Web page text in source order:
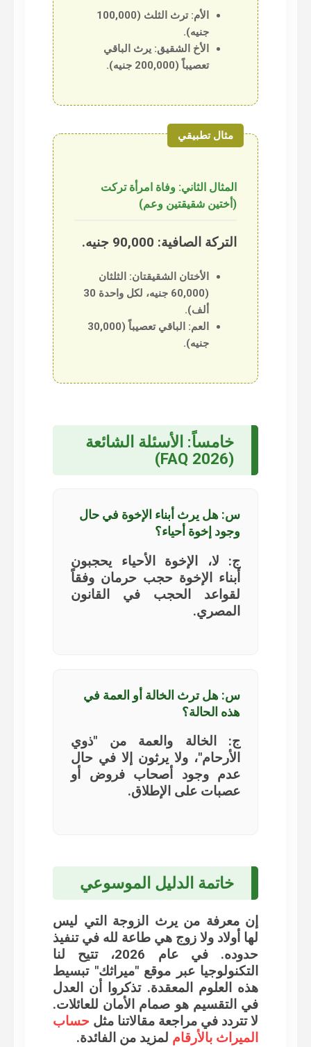
الأم:
ترث الثلث (100,000
جنيه).
الأخ الشقيق:يرث الباقي
تعصيباً (200,000 جنيه).
المثال الثاني: وفاة امرأة تركت
(أختين شقيقتين وعم)
التركة الصافية: 90,000 جنيه.
الأختان الشقيقتان:الثلثان
(60,000 جنيه، لكل واحدة 30
ألف).
العم:
الباقي تعصيباً (30,000
جنيه).
خامساً: الأسئلة الشائعة
س: هل يرث أبناء الإخوة في حال
وجود إخوة أحياء؟
ج: لا، الإخوة الأحياء يحجبون
أبناء الإخوة حجب حرمان وفقاً
لقواعد الحجب في القانون
المصري.
س: هل ترث الخالة أو العمة في
هذه الحالة؟
ج: الخالة والعمة من "ذوي
الأرحام"، ولا يرثون إلا في حال
عدم وجود أصحاب فروض أو
عصبات على الإطلاق.
خاتمة الدليل الموسوعي
إن معرفةمن يرث الزوجة التي ليس
لها أولاد ولا زوجهي طاعة لله في تنفيذ
حدوده. في عام 2026، تتيح لنا
التكنولوجيا عبر موقع "ميراثك" تبسيط
هذه العلوم المعقدة. تذكروا أن العدل
في التقسيم هو صمام الأمان للعائلات.
لا تتردد في مراجعة مقالاتنا مثلحساب
الميراث بالأرقاملمزيد من الفائدة.